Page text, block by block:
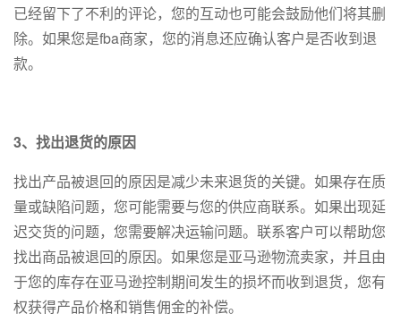
已经留下了不利的评论，您的互动也可能会鼓励他们将其删
除。如果您是fba商家，您的消息还应确认客户是否收到退
款。
3、找出退货的原因
找出产品被退回的原因是减少未来退货的关键。如果存在质
量或缺陷问题，您可能需要与您的供应商联系。如果出现延
迟交货的问题，您需要解决运输问题。联系客户可以帮助您
找出商品被退回的原因。如果您是亚马逊物流卖家，并且由
于您的库存在亚马逊控制期间发生的损坏而收到退货，您有
权获得产品价格和销售佣金的补偿。